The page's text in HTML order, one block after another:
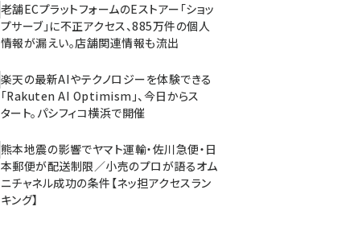
老舗ECプラットフォームのEストアー「ショッ
プサーブ」に不正アクセス、885万件の個人
情報が漏えい。店舗関連情報も流出
楽天の最新AIやテクノロジーを体験できる
「Rakuten AI Optimism」、今日からス
タート。パシフィコ横浜で開催
熊本地震の影響でヤマト運輸・佐川急便・日
本郵便が配送制限／小売のプロが語るオム
ニチャネル成功の条件【ネッ担アクセスラン
キング】